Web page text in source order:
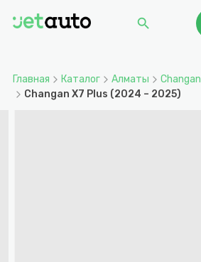
search
Главная Каталог Алматы Changan
Changan X7 Plus (2024 – 2025)